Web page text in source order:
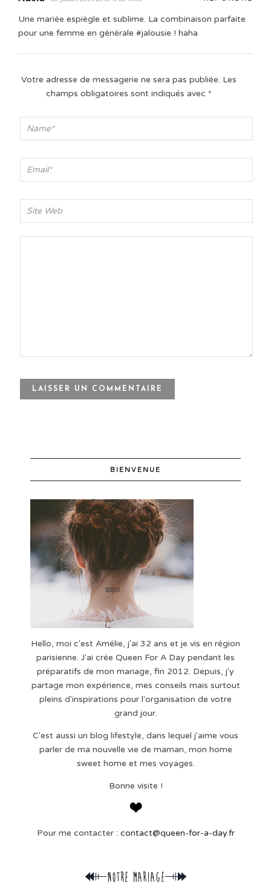
Une mariée espiègle et sublime. La combinaison parfaite
pour une femme en générale #jalousie ! haha
Votre adresse de messagerie ne sera pas publiée. Les
champs obligatoires sont indiqués avec *
BIENVENUE
Hello, moi c'est Amélie, j'ai 32 ans et je vis en région
parisienne. J'ai crée Queen For A Day pendant les
préparatifs de mon mariage, fin 2012. Depuis, j'y
partage mon expérience, mes conseils mais surtout
pleins d'inspirations pour l'organisation de votre
grand jour.
C'est aussi un blog lifestyle, dans lequel j'aime vous
parler de ma nouvelle vie de maman, mon home
sweet home et mes voyages.
Bonne visite !
Pour me contacter : contact@queen-for-a-day.fr